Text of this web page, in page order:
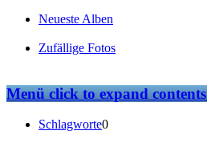
Neueste Alben
Zufällige Fotos
Menüclick to expand contents
Schlagworte0